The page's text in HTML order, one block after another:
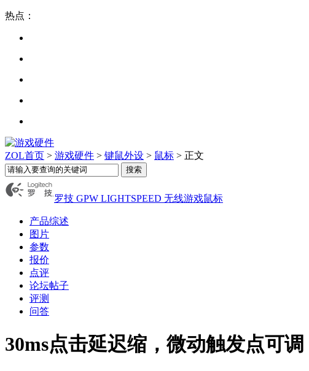
热点：
ZOL首页 > 游戏硬件 > 键鼠外设 > 鼠标 > 正文
罗技 GPW LIGHTSPEED 无线游戏鼠标
产品综述
图片
参数
报价
点评
论坛帖子
评测
问答
30ms点击延迟缩，微动触发点可